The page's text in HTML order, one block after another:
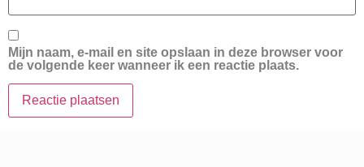
Mijn naam, e-mail en site opslaan in deze browser voor
de volgende keer wanneer ik een reactie plaats.